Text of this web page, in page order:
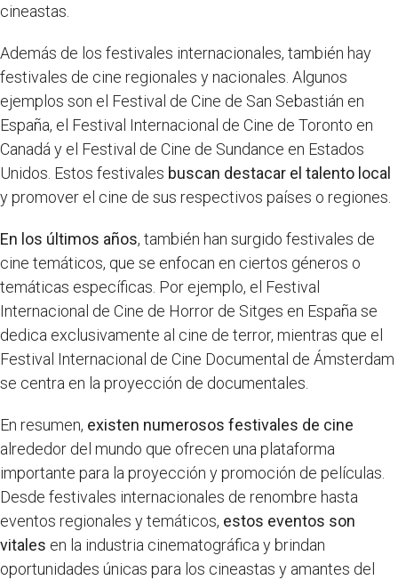
cineastas.
Además de los festivales internacionales, también hay
festivales de cine regionales y nacionales. Algunos
ejemplos son el Festival de Cine de San Sebastián en
España, el Festival Internacional de Cine de Toronto en
Canadá y el Festival de Cine de Sundance en Estados
Unidos. Estos festivales buscan destacar el talento local
y promover el cine de sus respectivos países o regiones.
En los últimos años, también han surgido festivales de
cine temáticos, que se enfocan en ciertos géneros o
temáticas específicas. Por ejemplo, el Festival
Internacional de Cine de Horror de Sitges en España se
dedica exclusivamente al cine de terror, mientras que el
Festival Internacional de Cine Documental de Ámsterdam
se centra en la proyección de documentales.
En resumen, existen numerosos festivales de cine
alrededor del mundo que ofrecen una plataforma
importante para la proyección y promoción de películas.
Desde festivales internacionales de renombre hasta
eventos regionales y temáticos, estos eventos son
vitales en la industria cinematográfica y brindan
oportunidades únicas para los cineastas y amantes del